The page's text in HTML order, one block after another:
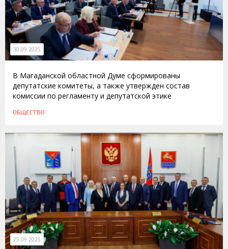
30.09.2025
В Магаданской областной Думе сформированы
депутатские комитеты, а также утвержден состав
комиссии по регламенту и депутатской этике
ОБЩЕСТВО
25.09.2025